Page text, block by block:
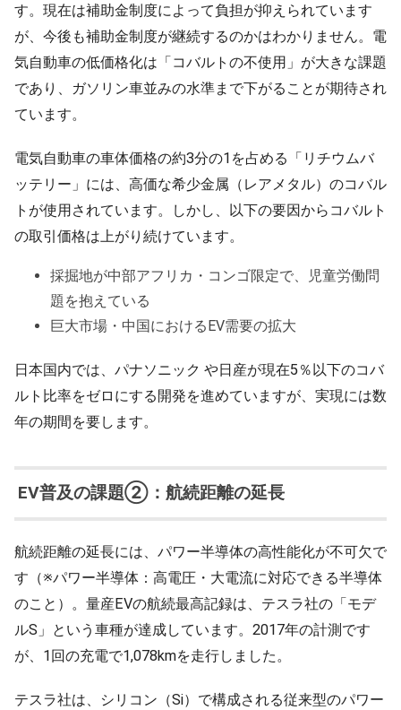
す。現在は補助金制度によって負担が抑えられています
が、今後も補助金制度が継続するのかはわかりません。電
気自動車の低価格化は「コバルトの不使用」が大きな課題
であり、ガソリン車並みの水準まで下がることが期待され
ています。
電気自動車の車体価格の約3分の1を占める「リチウムバ
ッテリー」には、高価な希少金属（レアメタル）のコバル
トが使用されています。しかし、以下の要因からコバルト
の取引価格は上がり続けています。
採掘地が中部アフリカ・コンゴ限定で、児童労働問
題を抱えている
巨大市場・中国におけるEV需要の拡大
日本国内では、パナソニック や日産が現在5％以下のコバ
ルト比率をゼロにする開発を進めていますが、実現には数
年の期間を要します。
EV普及の課題②：航続距離の延長
航続距離の延長には、パワー半導体の高性能化が不可欠で
す（※パワー半導体：高電圧・大電流に対応できる半導体
のこと）。量産EVの航続最高記録は、テスラ社の「モデ
ルS」という車種が達成しています。2017年の計測です
が、1回の充電で1,078kmを走行しました。
テスラ社は、シリコン（Si）で構成される従来型のパワー